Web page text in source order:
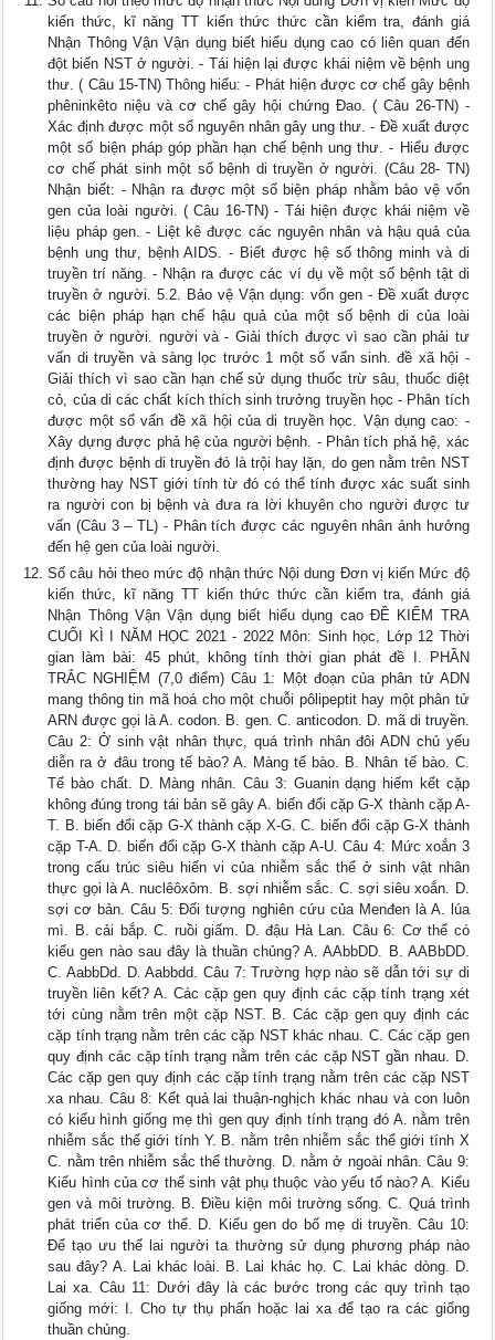
kiến thức, kĩ năng TT kiến thức thức cần kiểm tra, đánh giá
Nhận Thông Vận Vận dụng biết hiểu dụng cao có liên quan đến
đột biến NST ở người. - Tái hiện lại được khái niệm về bệnh ung
thư. ( Câu 15-TN) Thông hiểu: - Phát hiện được cơ chế gây bệnh
phêninkêto niệu và cơ chế gây hội chứng Đao. ( Câu 26-TN) -
Xác định được một số nguyên nhân gây ung thư. - Đề xuất được
một số biện pháp góp phần hạn chế bệnh ung thư. - Hiểu được
cơ chế phát sinh một số bệnh di truyền ở người. (Câu 28- TN)
Nhận biết: - Nhận ra được một số biện pháp nhằm bảo vệ vốn
gen của loài người. ( Câu 16-TN) - Tái hiện được khái niệm về
liệu pháp gen. - Liệt kê được các nguyên nhân và hậu quả của
bệnh ung thư, bệnh AIDS. - Biết được hệ số thông minh và di
truyền trí năng. - Nhận ra được các ví dụ về một số bệnh tật di
truyền ở người. 5.2. Bảo vệ Vận dụng: vốn gen - Đề xuất được
các biện pháp hạn chế hậu quả của một số bệnh di của loài
truyền ở người. người và - Giải thích được vì sao cần phải tư
vấn di truyền và sàng lọc trước 1 một số vấn sinh. đề xã hội -
Giải thích vì sao cần hạn chế sử dụng thuốc trừ sâu, thuốc diệt
cỏ, của di các chất kích thích sinh trưởng truyền học - Phân tích
được một số vấn đề xã hội của di truyền học. Vận dụng cao: -
Xây dựng được phả hệ của người bệnh. - Phân tích phả hệ, xác
định được bệnh di truyền đó là trội hay lặn, do gen nằm trên NST
thường hay NST giới tính từ đó có thể tính được xác suất sinh
ra người con bị bệnh và đưa ra lời khuyên cho người được tư
vấn (Câu 3 – TL) - Phân tích được các nguyên nhân ảnh hưởng
đến hệ gen của loài người.
Số câu hỏi theo mức độ nhận thức Nội dung Đơn vị kiến Mức độ
kiến thức, kĩ năng TT kiến thức thức cần kiểm tra, đánh giá
Nhận Thông Vận Vận dụng biết hiểu dụng cao ĐỀ KIỂM TRA
CUỐI KÌ I NĂM HỌC 2021 - 2022 Môn: Sinh học, Lớp 12 Thời
gian làm bài: 45 phút, không tính thời gian phát đề I. PHẦN
TRẮC NGHIỆM (7,0 điểm) Câu 1: Một đoạn của phân tử ADN
mang thông tin mã hoá cho một chuỗi pôlipeptit hay một phân tử
ARN được gọi là A. codon. B. gen. C. anticodon. D. mã di truyền.
Câu 2: Ở sinh vật nhân thực, quá trình nhân đôi ADN chủ yếu
diễn ra ở đâu trong tế bào? A. Màng tế bào. B. Nhân tế bào. C.
Tế bào chất. D. Màng nhân. Câu 3: Guanin dạng hiếm kết cặp
không đúng trong tái bản sẽ gây A. biến đổi cặp G-X thành cặp A-
T. B. biến đổi cặp G-X thành cặp X-G. C. biến đổi cặp G-X thành
cặp T-A. D. biến đổi cặp G-X thành cặp A-U. Câu 4: Mức xoắn 3
trong cấu trúc siêu hiển vi của nhiễm sắc thể ở sinh vật nhân
thực gọi là A. nuclêôxôm. B. sợi nhiễm sắc. C. sợi siêu xoắn. D.
sợi cơ bản. Câu 5: Đối tượng nghiên cứu của Menđen là A. lúa
mì. B. cải bắp. C. ruồi giấm. D. đậu Hà Lan. Câu 6: Cơ thể có
kiểu gen nào sau đây là thuần chủng? A. AAbbDD. B. AABbDD.
C. AabbDd. D. Aabbdd. Câu 7: Trường hợp nào sẽ dẫn tới sự di
truyền liên kết? A. Các cặp gen quy định các cặp tính trạng xét
tới cùng nằm trên một cặp NST. B. Các cặp gen quy định các
cặp tính trạng nằm trên các cặp NST khác nhau. C. Các cặp gen
quy định các cặp tính trạng nằm trên các cặp NST gần nhau. D.
Các cặp gen quy định các cặp tính trạng nằm trên các cặp NST
xa nhau. Câu 8: Kết quả lai thuận-nghịch khác nhau và con luôn
có kiểu hình giống mẹ thì gen quy định tính trạng đó A. nằm trên
nhiễm sắc thể giới tính Y. B. nằm trên nhiễm sắc thể giới tính X
C. nằm trên nhiễm sắc thể thường. D. nằm ở ngoài nhân. Câu 9:
Kiểu hình của cơ thể sinh vật phụ thuộc vào yếu tố nào? A. Kiểu
gen và môi trường. B. Điều kiện môi trường sống. C. Quá trình
phát triển của cơ thể. D. Kiểu gen do bố mẹ di truyền. Câu 10:
Để tạo ưu thế lai người ta thường sử dụng phương pháp nào
sau đây? A. Lai khác loài. B. Lai khác họ. C. Lai khác dòng. D.
Lai xa. Câu 11: Dưới đây là các bước trong các quy trình tạo
giống mới: I. Cho tự thụ phấn hoặc lai xa để tạo ra các giống
thuần chủng.